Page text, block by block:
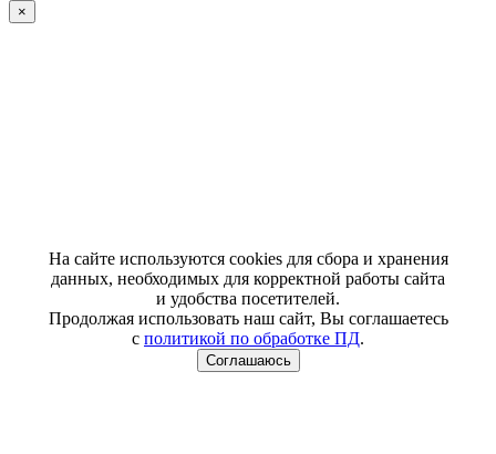
×
На сайте используются cookies для сбора и хранения
данных, необходимых для корректной работы сайта
и удобства посетителей.
Продолжая использовать наш сайт, Вы соглашаетесь
с политикой по обработке ПД.
Соглашаюсь